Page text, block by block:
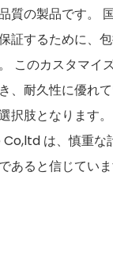
質の製品です。
証するために、
このカスタマイ
、耐久性に優れ
択肢となります
は、慎重な
あると信じていま